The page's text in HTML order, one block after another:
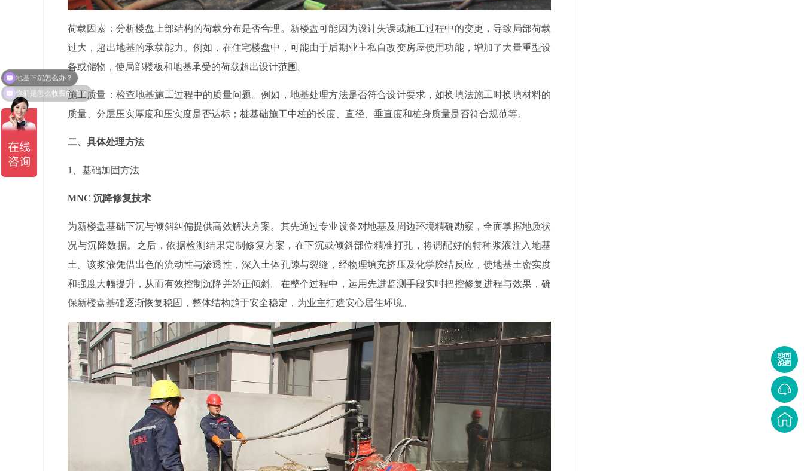
荷载因素：分析楼盘上部结构的荷载分布是否合理。新楼盘可能因为设计失误或施工过程中的变更，导致局部荷载
过大，超出地基的承载能力。例如，在住宅楼盘中，可能由于后期业主私自改变房屋使用功能，增加了大量重型设
备或储物，使局部楼板和地基承受的荷载超出设计范围。
施工质量：检查地基施工过程中的质量问题。例如，地基处理方法是否符合设计要求，如换填法施工时换填材料的
质量、分层压实厚度和压实度是否达标；桩基础施工中桩的长度、直径、垂直度和桩身质量是否符合规范等。
二、具体处理方法
1 基础加固方法
MNC 沉降修复技术
为新楼盘基础下沉与倾斜纠偏提供高效解决方案。其先通过专业设备对地基及周边环境精确勘察，全面掌握地质状
况与沉降数据。之后，依据检测结果定制修复方案，在下沉或倾斜部位精准打孔，将调配好的特种浆液注入地基
土。该浆液凭借出色的流动性与渗透性，深入土体孔隙与裂缝，经物理填充挤压及化学胶结反应，使地基土密实度
和强度大幅提升，从而有效控制沉降并矫正倾斜。在整个过程中，运用先进监测手段实时把控修复进程与效果，确
保新楼盘基础逐渐恢复稳固，整体结构趋于安全稳定，为业主打造安心居住环境。
你们是怎么收费的呢？